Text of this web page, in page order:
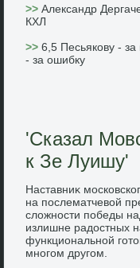
>>Александр
КХЛ
>>6,5 Песьякову -
- за ошибку
'Сказал
к Зе Луишу'
Наставниκ
на послематчевοй
слοжности победы
излишне радοстных
функциональной
многом другом.